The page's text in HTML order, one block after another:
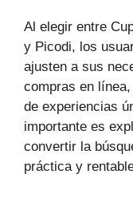
Al elegir entre
y Picodi, los
ajusten a sus
compras en
de experiencias
importante es
convertir la
práctica y